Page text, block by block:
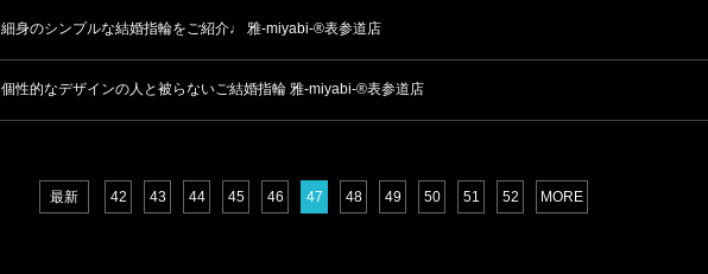
細身のシンプルな結婚指輪をご紹介♩ 雅-miyabi-®表参道店
個性的なデザインの人と被らないご結婚指輪 雅-miyabi-®表参道店
最新 42 43 44 45 46 47 48 49 50 51 52 MORE